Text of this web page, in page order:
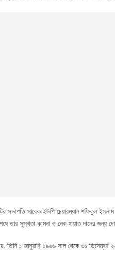
সভাপতি সাবেক ইউপি চেয়ারম্যান শফিকুল
তার সুস্থতা কামনা ও নেক হায়াত দানের জন্য
তিনি ১ জানুয়ারি ১৯৬৬ সাল থেকে ৩১